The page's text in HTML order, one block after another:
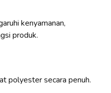
kenyamanan,
produk.
polyester secara penuh.